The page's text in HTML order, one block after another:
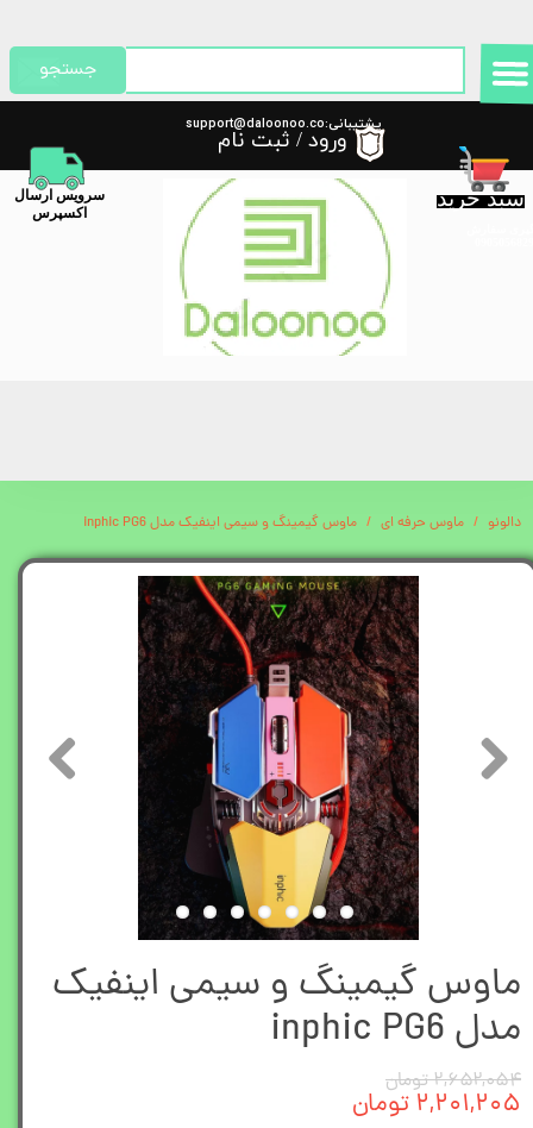
پشتیبانی:support@daloonoo.co
m
سبد خرید
​سرویس ارسال
اکسپرس
جستجو
ورود / ثبت نام
حساب کاربری من
تغییر گذر واژه
سفارشات
خروج از حساب کاربری
دالونو ماوس حرفه ای ماوس گیمینگ و سیمی اینفیک مدل inphic PG6
ماوس گیمینگ و سیمی اینفیک
مدل inphic PG6
۲,۶۵۲,۰۵۴ تومان
۲,۲۰۱,۲۰۵ تومان